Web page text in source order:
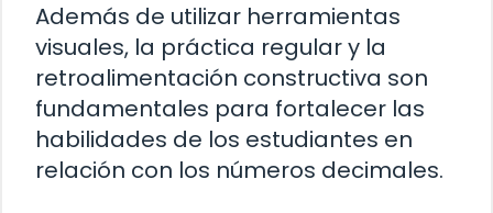
Además de utilizar herramientas
visuales, la práctica regular y la
retroalimentación constructiva son
fundamentales para fortalecer las
habilidades de los estudiantes en
relación con los números decimales.